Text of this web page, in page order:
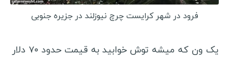
قبرس شمالی
آلبانی
فرود در شهر کرایست چرچ نیوزلند در جزیره جنوبی
یک ون که میشه توش خوابید به قیمت حدود ۷۰ دلار